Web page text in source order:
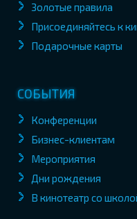
Золотые правила
Присоединяйтесь к
Подарочные карты
СОБЫТИЯ
Конференции
Бизнес-клиентам
Мероприятия
Дни рождения
В кинотеатр со